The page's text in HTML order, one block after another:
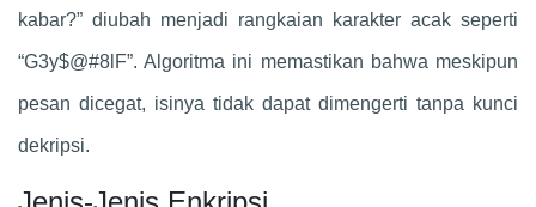
kabar?” diubah menjadi rangkaian karakter acak seperti
“G3y$@#8lF”. Algoritma ini memastikan bahwa meskipun
pesan dicegat, isinya tidak dapat dimengerti tanpa kunci
dekripsi.